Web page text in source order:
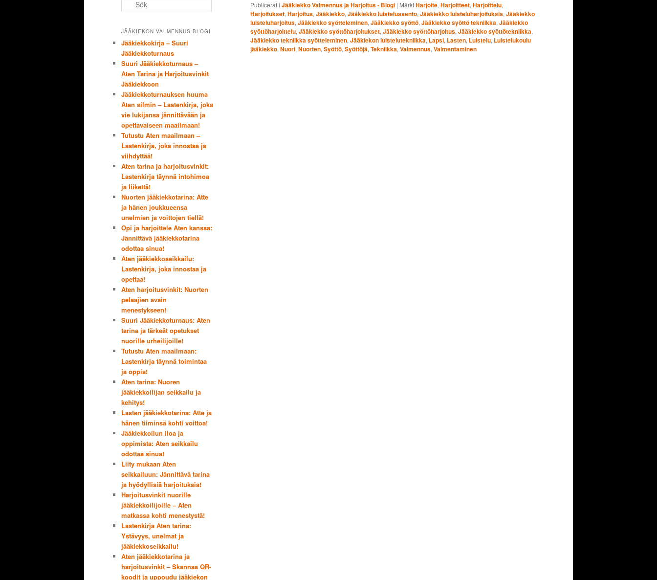
Publicerat i Jääkiekko Valmennus ja Harjoitus - Blogi | MärktHarjoite, Harjoitteet, Harjoittelu,
Harjoitukset, Harjoitus, Jääkiekko, Jääkiekko luisteluasento, Jääkiekko luisteluharjoituksia, Jääkiekko
luisteluharjoitus, Jääkiekko syötteleminen, Jääkiekko syöttö, Jääkiekko syöttö tekniikka, Jääkiekko
syöttöharjoittelu, Jääkiekko syöttöharjoitukset, Jääkiekko syöttöharjoitus, Jääkiekko syöttötekniikka,
Jääkiekko tekniikka syötteleminen, Jääkiekon luistelutekniikka, Lapsi, Lasten, Luistelu, Luistelukoulu
jääkiekko, Nuori, Nuorten, Syöttö, Syöttöjä, Tekniikka, Valmennus, Valmentaminen
JÄÄKIEKON VALMENNUS BLOGI
Jääkiekkokirja – Suuri
Jääkiekkoturnaus
Suuri Jääkiekkoturnaus –
Aten Tarina ja Harjoitusvinkit
Jääkiekkoon
Jääkiekkoturnauksen huuma
Aten silmin – Lastenkirja, joka
vie lukijansa jännittävään ja
opettavaiseen maailmaan!
Tutustu Aten maailmaan –
Lastenkirja, joka innostaa ja
viihdyttää!
Aten tarina ja harjoitusvinkit:
Lastenkirja täynnä intohimoa
ja liikettä!
Nuorten jääkiekkotarina: Atte
ja hänen joukkueensa
unelmien ja voittojen tiellä!
Opi ja harjoittele Aten kanssa:
Jännittävä jääkiekkotarina
odottaa sinua!
Aten jääkiekkoseikkailu:
Lastenkirja, joka innostaa ja
opettaa!
Aten harjoitusvinkit: Nuorten
pelaajien avain
menestykseen!
Suuri Jääkiekkoturnaus: Aten
tarina ja tärkeät opetukset
nuorille urheilijoille!
Tutustu Aten maailmaan:
Lastenkirja täynnä toimintaa
ja oppia!
Aten tarina: Nuoren
jääkiekkoilijan seikkailu ja
kehitys!
Lasten jääkiekkotarina: Atte ja
hänen tiiminsä kohti voittoa!
Jääkiekkoilun iloa ja
oppimista: Aten seikkailu
odottaa sinua!
Liity mukaan Aten
seikkailuun: Jännittävä tarina
ja hyödyllisiä harjoituksia!
Harjoitusvinkit nuorille
jääkiekkoilijoille – Aten
matkassa kohti menestystä!
Lastenkirja Aten tarina:
Ystävyys, unelmat ja
jääkiekkoseikkailu!
Aten jääkiekkotarina ja
harjoitusvinkit – Skannaa QR-
koodit ja uppoudu jääkiekon